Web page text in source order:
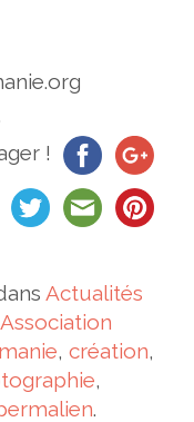
!
Actualités
Association
, création,
,
.